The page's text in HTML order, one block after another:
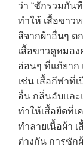
ว่า “ซักรวมกัน
ทำให้ เสื้อขาว
สีจากผ้าอื่นๆ ต
เสื้อขาวดูหมอ
อ่อนๆ ที่แก้ยาก
เช่น เสื้อกีฬาที่
อื่น กลิ่นอับและ
ทำให้เสื้อยืดที่
ทำลายเนื้อผ้า
ต่างกัน การซัก